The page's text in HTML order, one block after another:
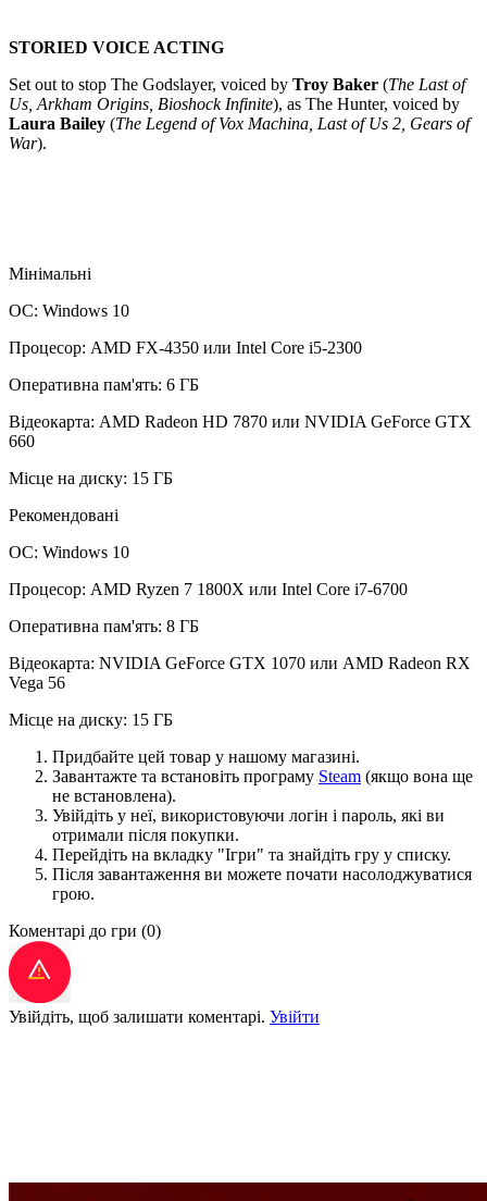
STORIED VOICE ACTING
Set out to stop The Godslayer, voiced by Troy Baker (The Last of
Us, Arkham Origins, Bioshock Infinite), as The Hunter, voiced by
Laura Bailey (The Legend of Vox Machina, Last of Us 2, Gears of
War).
Мінімальні
ОС: Windows 10
Процесор: AMD FX-4350 или Intel Core i5-2300
Оперативна пам'ять: 6 ГБ
Відеокарта: AMD Radeon HD 7870 или NVIDIA GeForce GTX
660
Місце на диску: 15 ГБ
Рекомендовані
ОС: Windows 10
Процесор: AMD Ryzen 7 1800X или Intel Core i7-6700
Оперативна пам'ять: 8 ГБ
Відеокарта: NVIDIA GeForce GTX 1070 или AMD Radeon RX
Vega 56
Місце на диску: 15 ГБ
Придбайте цей товар у нашому магазині.
Завантажте та встановіть програму Steam (якщо вона ще
не встановлена).
Увійдіть у неї, використовуючи логін і пароль, які ви
отримали після покупки.
Перейдіть на вкладку "Ігри" та знайдіть гру у списку.
Після завантаження ви можете почати насолоджуватися
грою.
Коментарі до гри (0)
Увійдіть, щоб залишати коментарі. Увійти